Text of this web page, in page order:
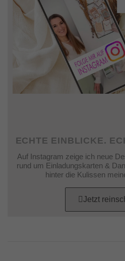
ECHTE EINBLICKE.
Auf Instagram zeige ich neue
rund um Einladungskarten &
hinter die Kulissen
Jetzt